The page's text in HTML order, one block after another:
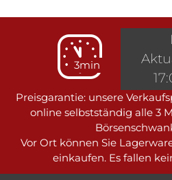
3min
Preisgarantie: unsere
online selbstständig alle 3
Vor Ort können Sie
einkaufen. Es fallen